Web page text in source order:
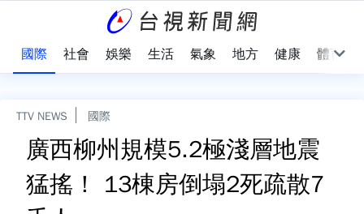
國際 社會 娛樂 生活 氣象 地方 健康 體育
TTV NEWS 國際
廣西柳州規模5.2極淺層地震
猛搖！ 13棟房倒塌2死疏散7